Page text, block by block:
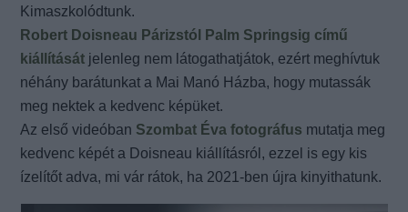
Kimaszkolódtunk.
Robert Doisneau Párizstól Palm Springsig című
kiállítását jelenleg nem látogathatjátok, ezért meghívtuk
néhány barátunkat a Mai Manó Házba, hogy mutassák
meg nektek a kedvenc képüket.
Az első videóban Szombat Éva fotográfus mutatja meg
kedvenc képét a Doisneau kiállításról, ezzel is egy kis
ízelítőt adva, mi vár rátok, ha 2021-ben újra kinyithatunk.